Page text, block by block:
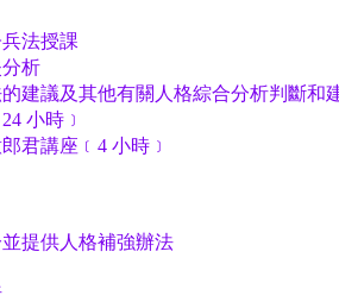
法授課
析
建議及其他有關人格綜合分析判斷和
小時﹞
君講座﹝4 小時﹞
提供人格補強辦法